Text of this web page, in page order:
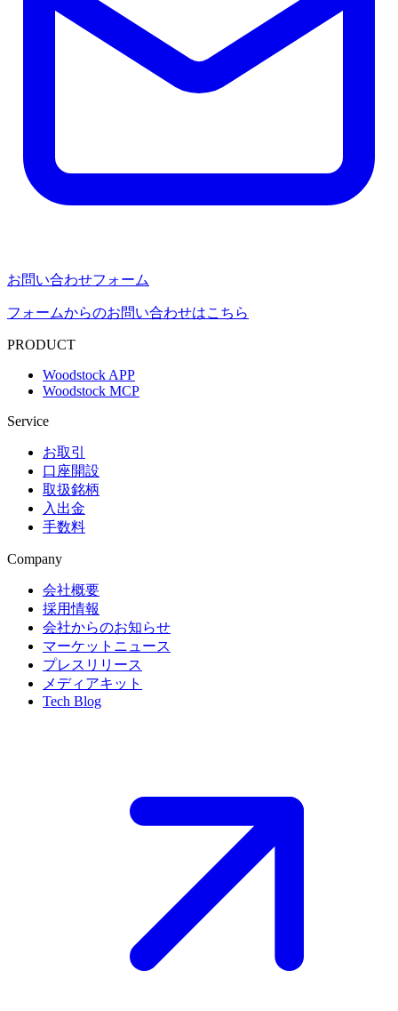
お問い合わせフォーム
フォームからのお問い合わせはこちら
PRODUCT
Woodstock APP
Woodstock MCP
Service
お取引
口座開設
取扱銘柄
入出金
手数料
Company
会社概要
採用情報
会社からのお知らせ
マーケットニュース
プレスリリース
メディアキット
Tech Blog